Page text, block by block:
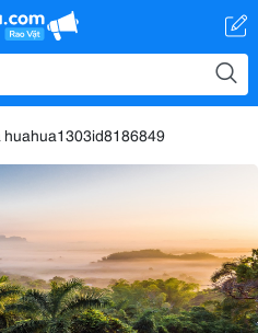
huahua1303id8186849